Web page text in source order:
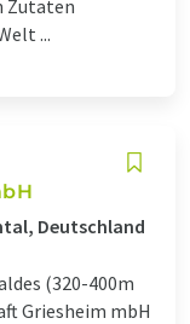
Zutaten
...
Deutschland
(320-400m
Griesheim mbH